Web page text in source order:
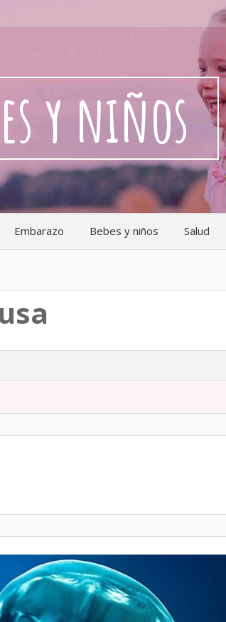
y niños
Embarazo Bebes y niños Salud